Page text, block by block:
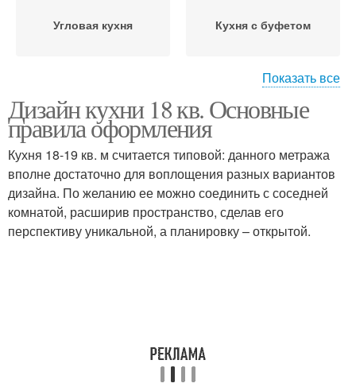
Угловая кухня Кухня с буфетом
Линейная кухня Кухня с полуостровом
Прямоугольная кухня
Кухня с параллельной
планировкой
Показать все
Дизайн кухни 18 кв. Основные
правила оформления
Кухня 18-19 кв. м считается типовой: данного метража
вполне достаточно для воплощения разных вариантов
дизайна. По желанию ее можно соединить с соседней
комнатой, расширив пространство, сделав его
перспективу уникальной, а планировку – открытой.